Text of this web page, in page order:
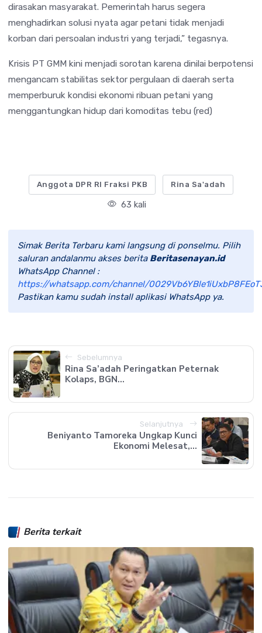
dirasakan masyarakat. Pemerintah harus segera
menghadirkan solusi nyata agar petani tidak menjadi
korban dari persoalan industri yang terjadi,” tegasnya.
Krisis PT GMM kini menjadi sorotan karena dinilai berpotensi
mengancam stabilitas sektor pergulaan di daerah serta
memperburuk kondisi ekonomi ribuan petani yang
menggantungkan hidup dari komoditas tebu (red)
Anggota DPR RI Fraksi PKB Rina Sa'adah
63 kali
Simak Berita Terbaru kami langsung di ponselmu. Pilih
saluran andalanmu akses berita Beritasenayan.id
WhatsApp Channel :
https://whatsapp.com/channel/
Pastikan kamu sudah install aplikasi WhatsApp ya.
Sebelumnya
Rina Sa’adah Peringatkan Peternak
Kolaps, BGN...
Selanjutnya
Beniyanto Tamoreka Ungkap Kunci
Ekonomi Melesat,...
Berita terkait